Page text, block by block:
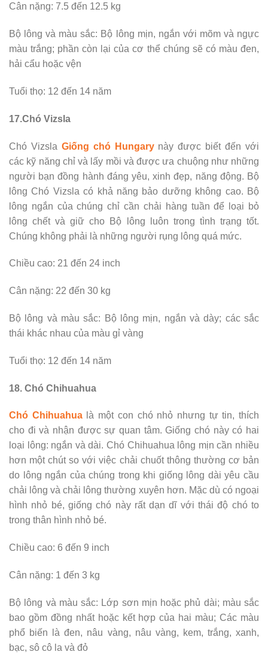
Cân nặng: 7.5 đến 12.5 kg
Bộ lông và màu sắc: Bộ lông mịn, ngắn với mõm và ngực
màu trắng; phần còn lại của cơ thể chúng sẽ có màu đen,
hải cẩu hoặc vện
Tuổi thọ: 12 đến 14 năm
17.Chó Vizsla
Chó Vizsla Giống chó Hungarynày được biết đến với
các kỹ năng chỉ và lấy mồi và được ưa chuộng như những
người bạn đồng hành đáng yêu, xinh đẹp, năng động. Bộ
lông Chó Vizsla có khả năng bảo dưỡng không cao. Bộ
lông ngắn của chúng chỉ cần chải hàng tuần để loại bỏ
lông chết và giữ cho Bộ lông luôn trong tình trạng tốt.
Chúng không phải là những người rụng lông quá mức.
Chiều cao: 21 đến 24 inch
Cân nặng: 22 đến 30 kg
Bộ lông và màu sắc: Bộ lông mịn, ngắn và dày; các sắc
thái khác nhau của màu gỉ vàng
Tuổi thọ: 12 đến 14 năm
18. Chó Chihuahua
Chó Chihuahualà một con chó nhỏ nhưng tự tin, thích
cho đi và nhận được sự quan tâm. Giống chó này có hai
loại lông: ngắn và dài. Chó Chihuahua lông mịn cần nhiều
hơn một chút so với việc chải chuốt thông thường cơ bản
do lông ngắn của chúng trong khi giống lông dài yêu cầu
chải lông và chải lông thường xuyên hơn. Mặc dù có ngoại
hình nhỏ bé, giống chó này rất dạn dĩ với thái độ chó to
trong thân hình nhỏ bé.
Chiều cao: 6 đến 9 inch
Cân nặng: 1 đến 3 kg
Bộ lông và màu sắc: Lớp sơn mịn hoặc phủ dài; màu sắc
bao gồm đồng nhất hoặc kết hợp của hai màu; Các màu
phổ biến là đen, nâu vàng, nâu vàng, kem, trắng, xanh,
bạc, sô cô la và đỏ